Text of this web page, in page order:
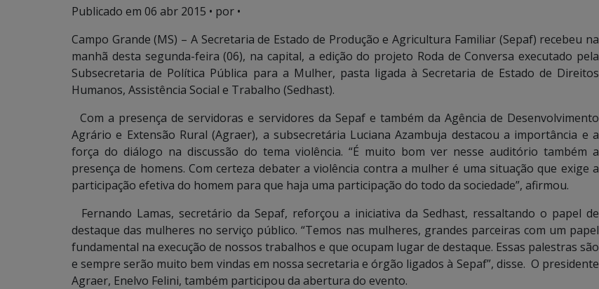
Publicado em 06 abr 2015 • por •
Campo Grande (MS) – A Secretaria de Estado de Produção e Agricultura Familiar (Sepaf) recebeu na
manhã desta segunda-feira (06), na capital, a edição do projeto Roda de Conversa executado pela
Subsecretaria de Política Pública para a Mulher, pasta ligada à Secretaria de Estado de Direitos
Humanos, Assistência Social e Trabalho (Sedhast).
Com a presença de servidoras e servidores da Sepaf e também da Agência de Desenvolvimento
Agrário e Extensão Rural (Agraer), a subsecretária Luciana Azambuja destacou a importância e a
força do diálogo na discussão do tema violência. “É muito bom ver nesse auditório também a
presença de homens. Com certeza debater a violência contra a mulher é uma situação que exige a
participação efetiva do homem para que haja uma participação do todo da sociedade”, afirmou.
Fernando Lamas, secretário da Sepaf, reforçou a iniciativa da Sedhast, ressaltando o papel de
destaque das mulheres no serviço público. “Temos nas mulheres, grandes parceiras com um papel
fundamental na execução de nossos trabalhos e que ocupam lugar de destaque. Essas palestras são
e sempre serão muito bem vindas em nossa secretaria e órgão ligados à Sepaf”, disse. O presidente
Agraer, Enelvo Felini, também participou da abertura do evento.